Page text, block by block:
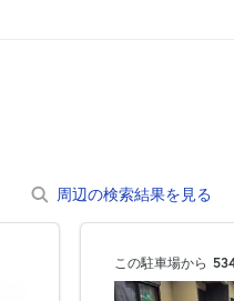
周辺の検索結果を見る
この駐車場から